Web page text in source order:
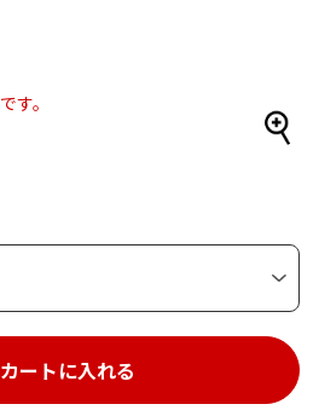
す。
カートに入れる